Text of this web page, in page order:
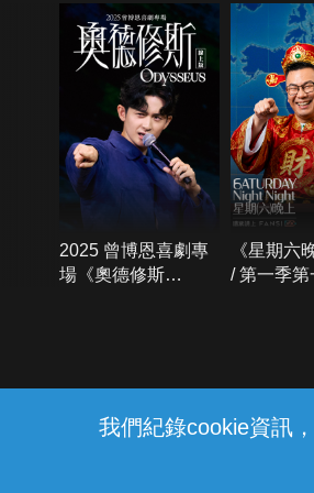
我們紀錄cookie資訊
2025 曾博恩喜劇專
場《奧德修斯
《星期六
/ 第一季第